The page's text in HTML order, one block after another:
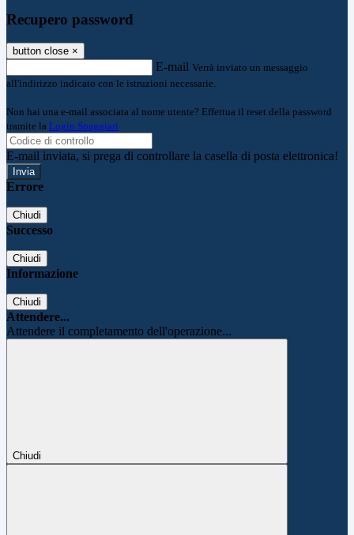
Recupero password
button close ×
E-mail Verrà inviato un messaggio
all'indirizzo indicato con le istruzioni necessarie.
Non hai una e-mail associata al nome utente? Effettua il reset della password
tramite la Login Spaggiari
E-mail inviata, si prega di controllare la casella di posta elettronica!
Errore
Chiudi
Successo
Chiudi
Informazione
Chiudi
Attendere...
Attendere il completamento dell'operazione...
Chiudi